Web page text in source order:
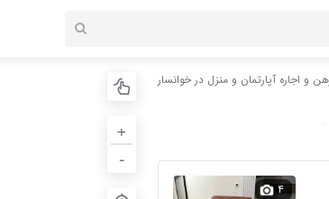
و اجاره آپارتمان و منزل در خوانسار
۴
+
-